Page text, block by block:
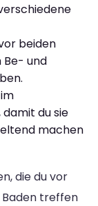
beiden
Be- und
du sie
machen
die du vor
Baden treffen